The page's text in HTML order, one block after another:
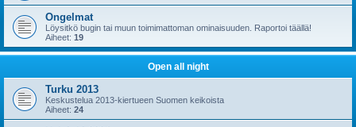
Ongelmat
Löysitkö bugin tai muun toimimattoman ominaisuuden. Raportoi täällä!
Aiheet: 19
Open all night
Turku 2013
Keskustelua 2013-kiertueen Suomen keikoista
Aiheet: 24